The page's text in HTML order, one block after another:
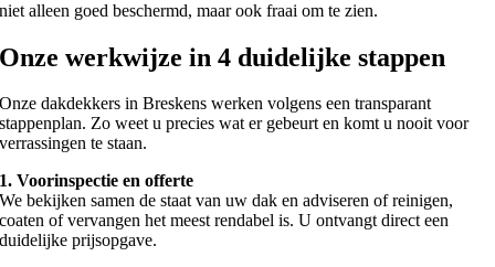
niet alleen goed beschermd, maar ook fraai om te zien.
Onze werkwijze in 4 duidelijke stappen
Onze dakdekkers in Breskens werken volgens een transparant
stappenplan. Zo weet u precies wat er gebeurt en komt u nooit voor
verrassingen te staan.
1. Voorinspectie en offerte
We bekijken samen de staat van uw dak en adviseren of reinigen,
coaten of vervangen het meest rendabel is. U ontvangt direct een
duidelijke prijsopgave.